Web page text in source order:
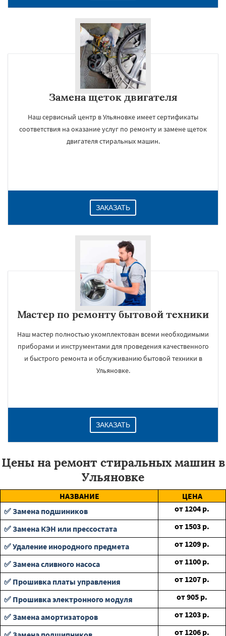
Замена щеток двигателя
Наш сервисный центр в Ульяновке имеет сертификаты
соответствия на оказание услуг по ремонту и замене щеток
двигателя стиральных машин.
ЗАКАЗАТЬ
Мастер по ремонту бытовой техники
Наш мастер полностью укомплектован всеми необходимыми
приборами и инструментами для проведения качественного
и быстрого ремонта и обслуживанию бытовой техники в
Ульяновке.
ЗАКАЗАТЬ
Цены на ремонт стиральных машин в
Ульяновке
НАЗВАНИЕ
ЦЕНА
✅ Замена подшиников
от 1204 р.
✅ Замена КЭН или прессостата
от 1503 р.
✅ Удаление инородного предмета
от 1209 р.
✅ Замена сливного насоса
от 1100 р.
✅ Прошивка платы управления
от 1207 р.
✅ Прошивка электронного модуля
от905 р.
✅ Замена амортизаторов
от 1203 р.
от 1206 р.